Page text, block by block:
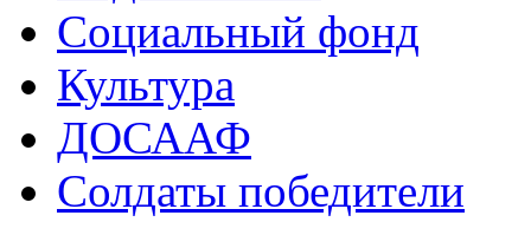
Социальный фонд
Культура
ДОСААФ
Солдаты победители